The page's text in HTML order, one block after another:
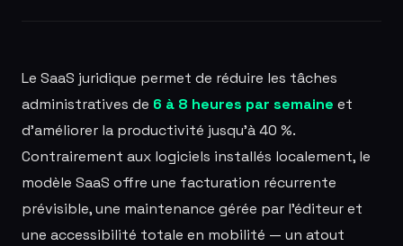
Le SaaS juridique permet de réduire les tâches
administratives de 6 à 8 heures par semaine et
d'améliorer la productivité jusqu'à 40 %.
Contrairement aux logiciels installés localement, le
modèle SaaS offre une facturation récurrente
prévisible, une maintenance gérée par l'éditeur et
une accessibilité totale en mobilité — un atout